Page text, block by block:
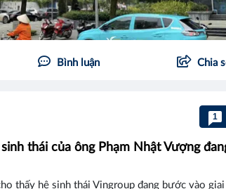
Bình luận Chia
1
thái của ông Phạm Nhật Vượng
thấy hệ sinh thái Vingroup đang bước vào giai